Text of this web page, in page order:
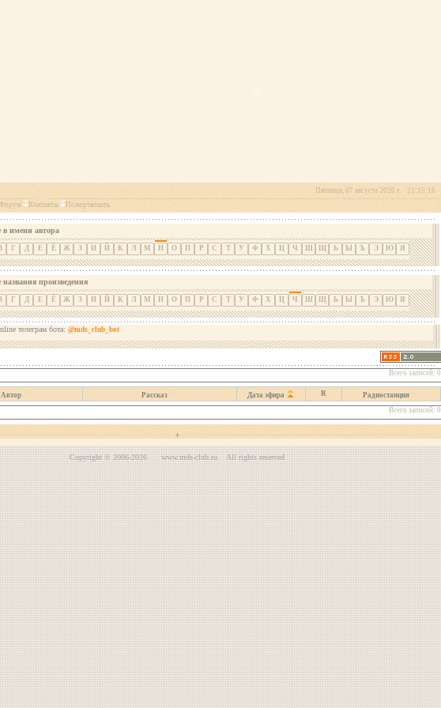
21:15:16
Пятница, 07 августа 2026 г.
Форум
Контакты Пожертвовать
в имени автора
Г Д Е Ё Ж З И Й К Л М Н О П Р С Т У Ф Х Ц Ч Ш Щ Ь Ы Ъ Э Ю Я
произведения
Г Д Е Ё Ж З И Й К Л М Н О П Р С Т У Ф Х Ц Ч Ш Щ Ь Ы Ъ Э Ю Я
телеграм бота: @mds_club_bot
Всего записей: 0
Автор Рассказ Дата эфира R
Радиостанция
Всего записей: 0
Copyright © 2006-2026 www.mds-club.ru All rights reserved